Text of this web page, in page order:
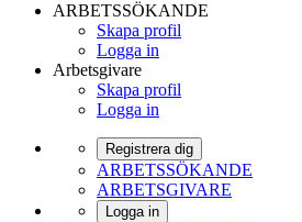
ARBETSSÖKANDE
Skapa profil
Logga in
Arbetsgivare
Skapa profil
Logga in
Registrera dig
ARBETSSÖKANDE
ARBETSGIVARE
Logga in